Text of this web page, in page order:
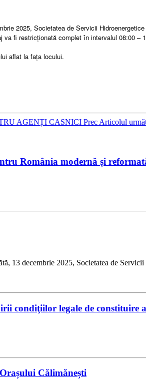
2025, Societatea de Servicii
fi restricționată complet în intervalul 08:00
aflat la fața locului.
AGENȚI CASNICI Prec Articolul
România modernă și
13 decembrie 2025, Societatea de
condiţiilor legale de
Călimănești